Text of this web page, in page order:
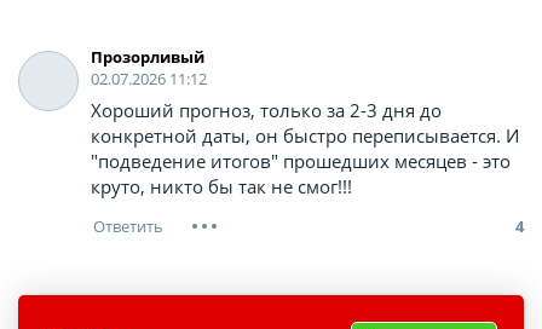
Прозорливый
02.07.2026 11:12
Хороший прогноз, только за 2-3 дня до
конкретной даты, он быстро переписывается. И
"подведение итогов" прошедших месяцев - это
круто, никто бы так не смог!!!
4